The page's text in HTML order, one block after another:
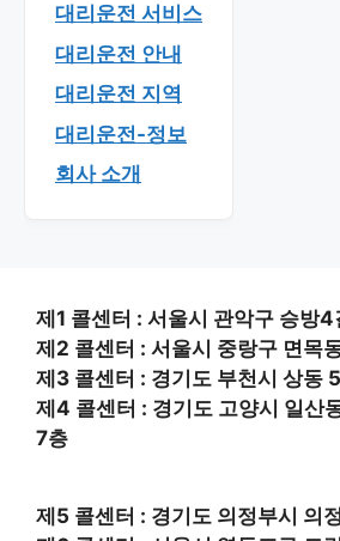
대리운전 서비스
대리운전 안내
대리운전 지역
대리운전-정보
회사 소개
제1 콜센터 : 서울시 관악구 승방
제2 콜센터 : 서울시 중랑구 면목
제3 콜센터 : 경기도 부천시 상동
제4 콜센터 : 경기도 고양시 일산
7층
제5 콜센터 : 경기도 의정부시 의